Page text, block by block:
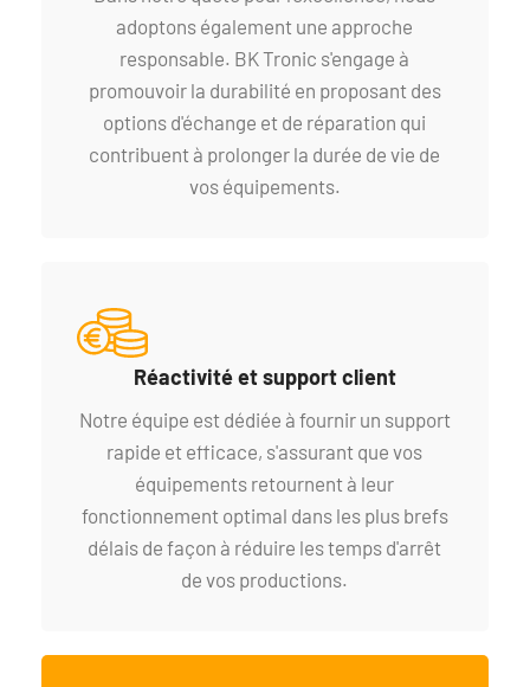
adoptons également une approche
responsable. BK Tronic s'engage à
promouvoir la durabilité en proposant des
options d'échange et de réparation qui
contribuent à prolonger la durée de vie de
vos équipements.
Réactivité et support client
Notre équipe est dédiée à fournir un support
rapide et efficace, s'assurant que vos
équipements retournent à leur
fonctionnement optimal dans les plus brefs
délais de façon à réduire les temps d'arrêt
de vos productions.